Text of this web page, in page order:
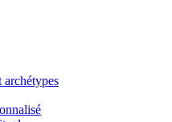
archétypes